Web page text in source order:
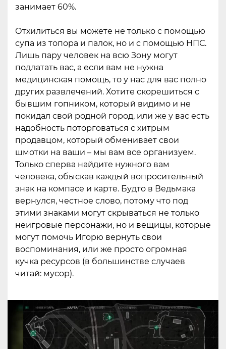
занимает 60%.
Отхилиться вы можете не только с помощью
супа из топора и палок, но и с помощью НПС.
Лишь пару человек на всю Зону могут
подлатать вас, а если вам не нужна
медицинская помощь, то у нас для вас полно
других развлечений. Хотите скорешиться с
бывшим гопником, который видимо и не
покидал свой родной город, или же у вас есть
надобность поторговаться с хитрым
продавцом, который обменивает свои
шмотки на ваши – мы вам все организуем.
Только сперва найдите нужного вам
человека, обыскав каждый вопросительный
знак на компасе и карте. Будто в Ведьмака
вернулся, честное слово, потому что под
этими знаками могут скрываться не только
неигровые персонажи, но и вещицы, которые
могут помочь Игорю вернуть свои
воспоминания, или же просто огромная
кучка ресурсов (в большинстве случаев
читай: мусор).